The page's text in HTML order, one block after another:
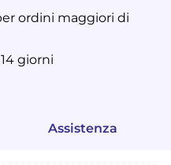
ordini maggiori di
giorni
Assistenza